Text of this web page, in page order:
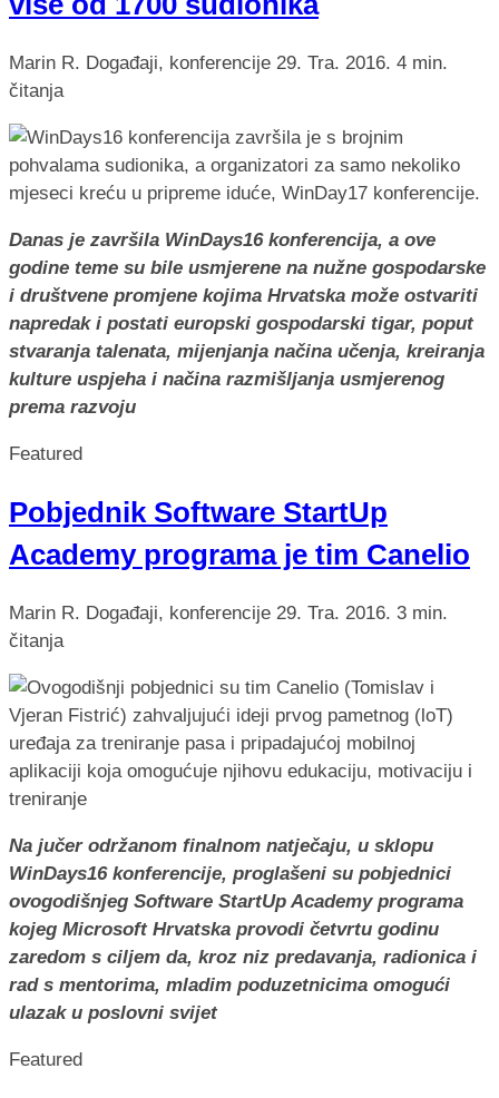
Marin R. Događaji, konferencije 29. Tra. 2016. 4 min.
čitanja
Danas je završila WinDays16 konferencija, a ove
godine teme su bile usmjerene na nužne gospodarske
i društvene promjene kojima Hrvatska može ostvariti
napredak i postati europski gospodarski tigar, poput
stvaranja talenata, mijenjanja načina učenja, kreiranja
kulture uspjeha i načina razmišljanja usmjerenog
prema razvoju
Featured
Pobjednik Software StartUp
Academy programa je tim Canelio
Marin R. Događaji, konferencije 29. Tra. 2016. 3 min.
čitanja
Na jučer održanom finalnom natječaju, u sklopu
WinDays16 konferencije, proglašeni su pobjednici
ovogodišnjeg Software StartUp Academy programa
kojeg Microsoft Hrvatska provodi četvrtu godinu
zaredom s ciljem da, kroz niz predavanja, radionica i
rad s mentorima, mladim poduzetnicima omogući
ulazak u poslovni svijet
Featured